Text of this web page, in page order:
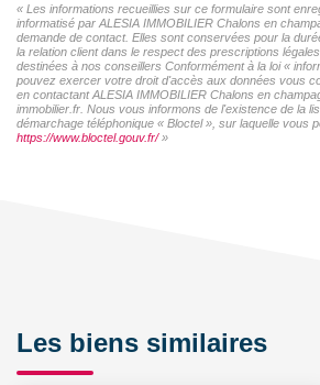
« Les informations recueillies sur ce formulaire sont
informatisé par ALESIA IMMOBILIER Chalons en
demande de contact. Elles sont conservées pour la
la relation client dans le respect des prescriptions
destinées à nos conseillers Conformément à la loi «
pouvez exercer votre droit d'accès aux données vous
en contactant ALESIA IMMOBILIER Chalons en
immobilier.fr. Nous vous informons de l'existence de la
démarchage téléphonique « Bloctel », sur laquelle vous
https://www.bloctel.gouv.fr/»
Les biens similaires